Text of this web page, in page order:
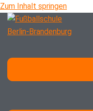
Zum Inhalt springen